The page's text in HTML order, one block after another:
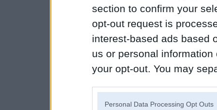
section to confirm your
opt-out request is
interest-based ads based
us or personal
your opt-out. You may
Personal Data Processing Opt Outs